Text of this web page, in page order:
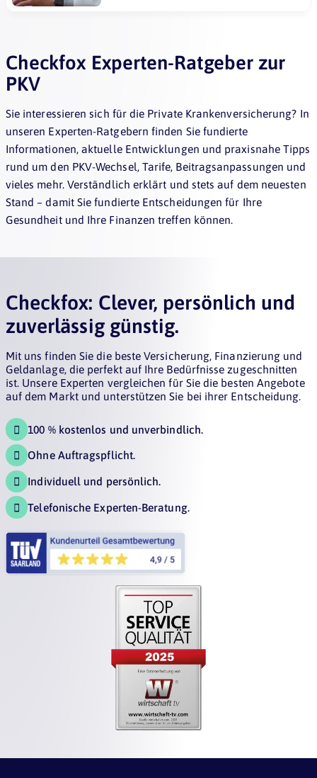
Checkfox Experten-Ratgeber zur
PKV
Sie interessieren sich für die Private Krankenversicherung? In
unseren Experten-Ratgebern finden Sie fundierte
Informationen, aktuelle Entwicklungen und praxisnahe Tipps
rund um den PKV-Wechsel, Tarife, Beitragsanpassungen und
vieles mehr. Verständlich erklärt und stets auf dem neuesten
Stand – damit Sie fundierte Entscheidungen für Ihre
Gesundheit und Ihre Finanzen treffen können.
Checkfox: Clever, persönlich und
zuverlässig günstig.
Mit uns finden Sie die beste Versicherung, Finanzierung und
Geldanlage, die perfekt auf Ihre Bedürfnisse zugeschnitten
ist. Unsere Experten vergleichen für Sie die besten Angebote
auf dem Markt und unterstützen Sie bei ihrer Entscheidung.
 100 % kostenlos und unverbindlich.
 Ohne Auftragspflicht.
 Individuell und persönlich.
 Telefonische Experten-Beratung.